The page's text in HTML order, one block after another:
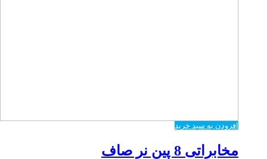
افزودن به سبد خرید
مخابراتی 8 پین نر صاف